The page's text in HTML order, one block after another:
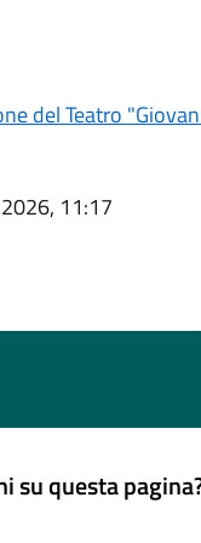
del Teatro
11:17
su questa